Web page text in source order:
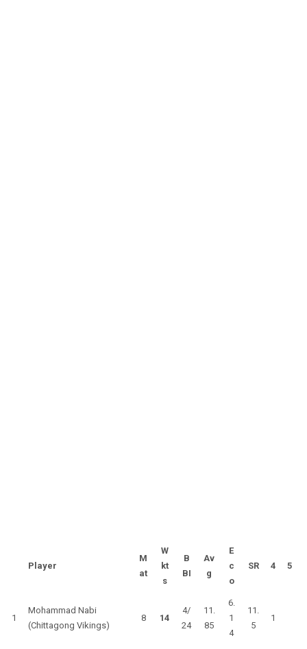
Player
M
at
W
kt
s
B
BI
Av
g
E
c
o
SR 4 5
1
Mohammad Nabi
(Chittagong Vikings)
8 14
4/
24
11.
85
6.
1
4
11.
5
1